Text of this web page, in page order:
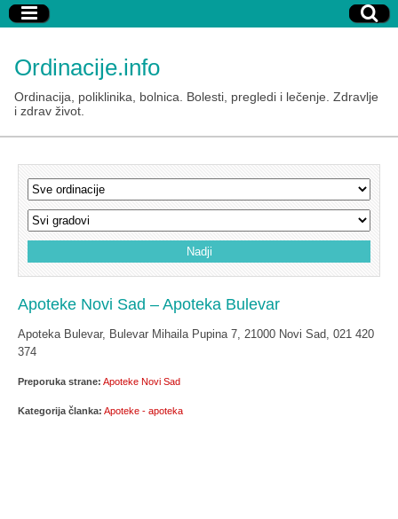
Ordinacije.info
Ordinacija, poliklinika, bolnica. Bolesti, pregledi i lečenje. Zdravlje
i zdrav život.
Apoteke Novi Sad – Apoteka Bulevar
Apoteka Bulevar, Bulevar Mihaila Pupina 7, 21000 Novi Sad, 021 420
374
Preporuka strane: Apoteke Novi Sad
Kategorija članka: Apoteke - apoteka